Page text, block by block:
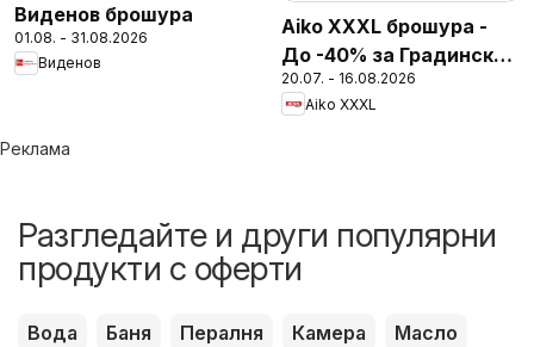
Виденов брошура
01.08. - 31.08.2026
Виденов
Aiko XXXL брошура -
До -40% за Градински
мебели и аксесоари
20.07. - 16.08.2026
Aiko XXXL
Реклама
Разгледайте и други популярни
продукти с оферти
Вода Баня Пералня Камера
Масло